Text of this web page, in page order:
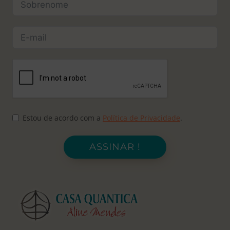
Estou de acordo com a Política de Privacidade.
ASSINAR !